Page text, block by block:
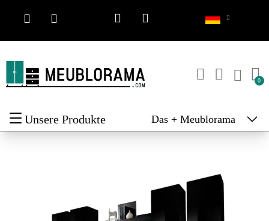
Unsere Produkte Das + Meublorama